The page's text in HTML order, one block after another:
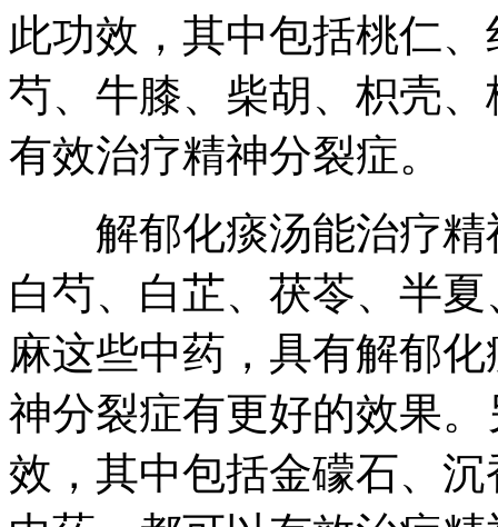
此功效，其中包括桃仁
芍、牛膝、柴胡、枳壳
有效治疗精神分裂症。
解郁化痰汤能治疗精
白芍、白芷、茯苓、半
麻这些中药，具有解郁
神分裂症有更好的效果
效，其中包括金礞石、